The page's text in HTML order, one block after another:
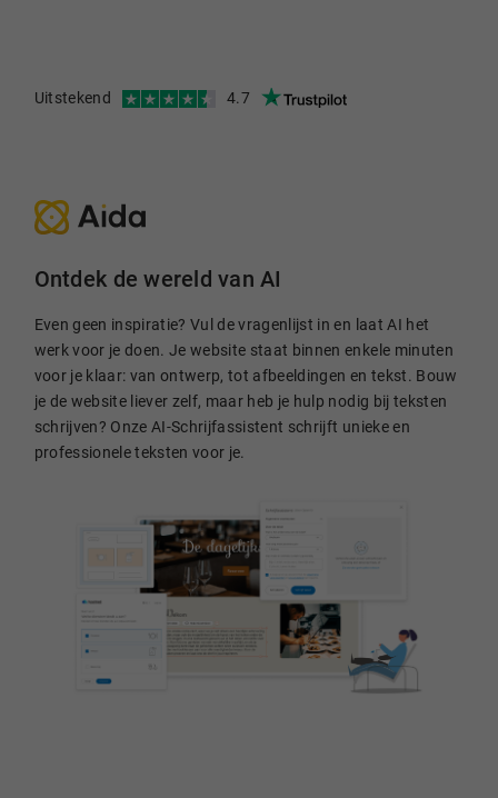
Uitstekend 4.7
Ontdek de wereld van AI
Even geen inspiratie? Vul de vragenlijst in en laat AI het
werk voor je doen. Je website staat binnen enkele minuten
voor je klaar: van ontwerp, tot afbeeldingen en tekst. Bouw
je de website liever zelf, maar heb je hulp nodig bij teksten
schrijven? Onze AI-Schrijfassistent schrijft unieke en
professionele teksten voor je.